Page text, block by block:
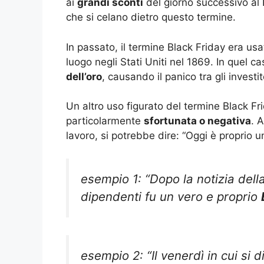
ai grandi sconti del giorno successivo
che si celano dietro questo termine.
In passato, il termine Black Friday era
luogo negli Stati Uniti nel 1869. In quel
dell’oro, causando il panico tra gli
Un altro uso figurato del termine Black
particolarmente sfortunata o negativa.
lavoro, si potrebbe dire: “Oggi è proprio
esempio 1: “Dopo la notizia
dipendenti fu un vero e proprio
esempio 2: “Il venerdì in cui si